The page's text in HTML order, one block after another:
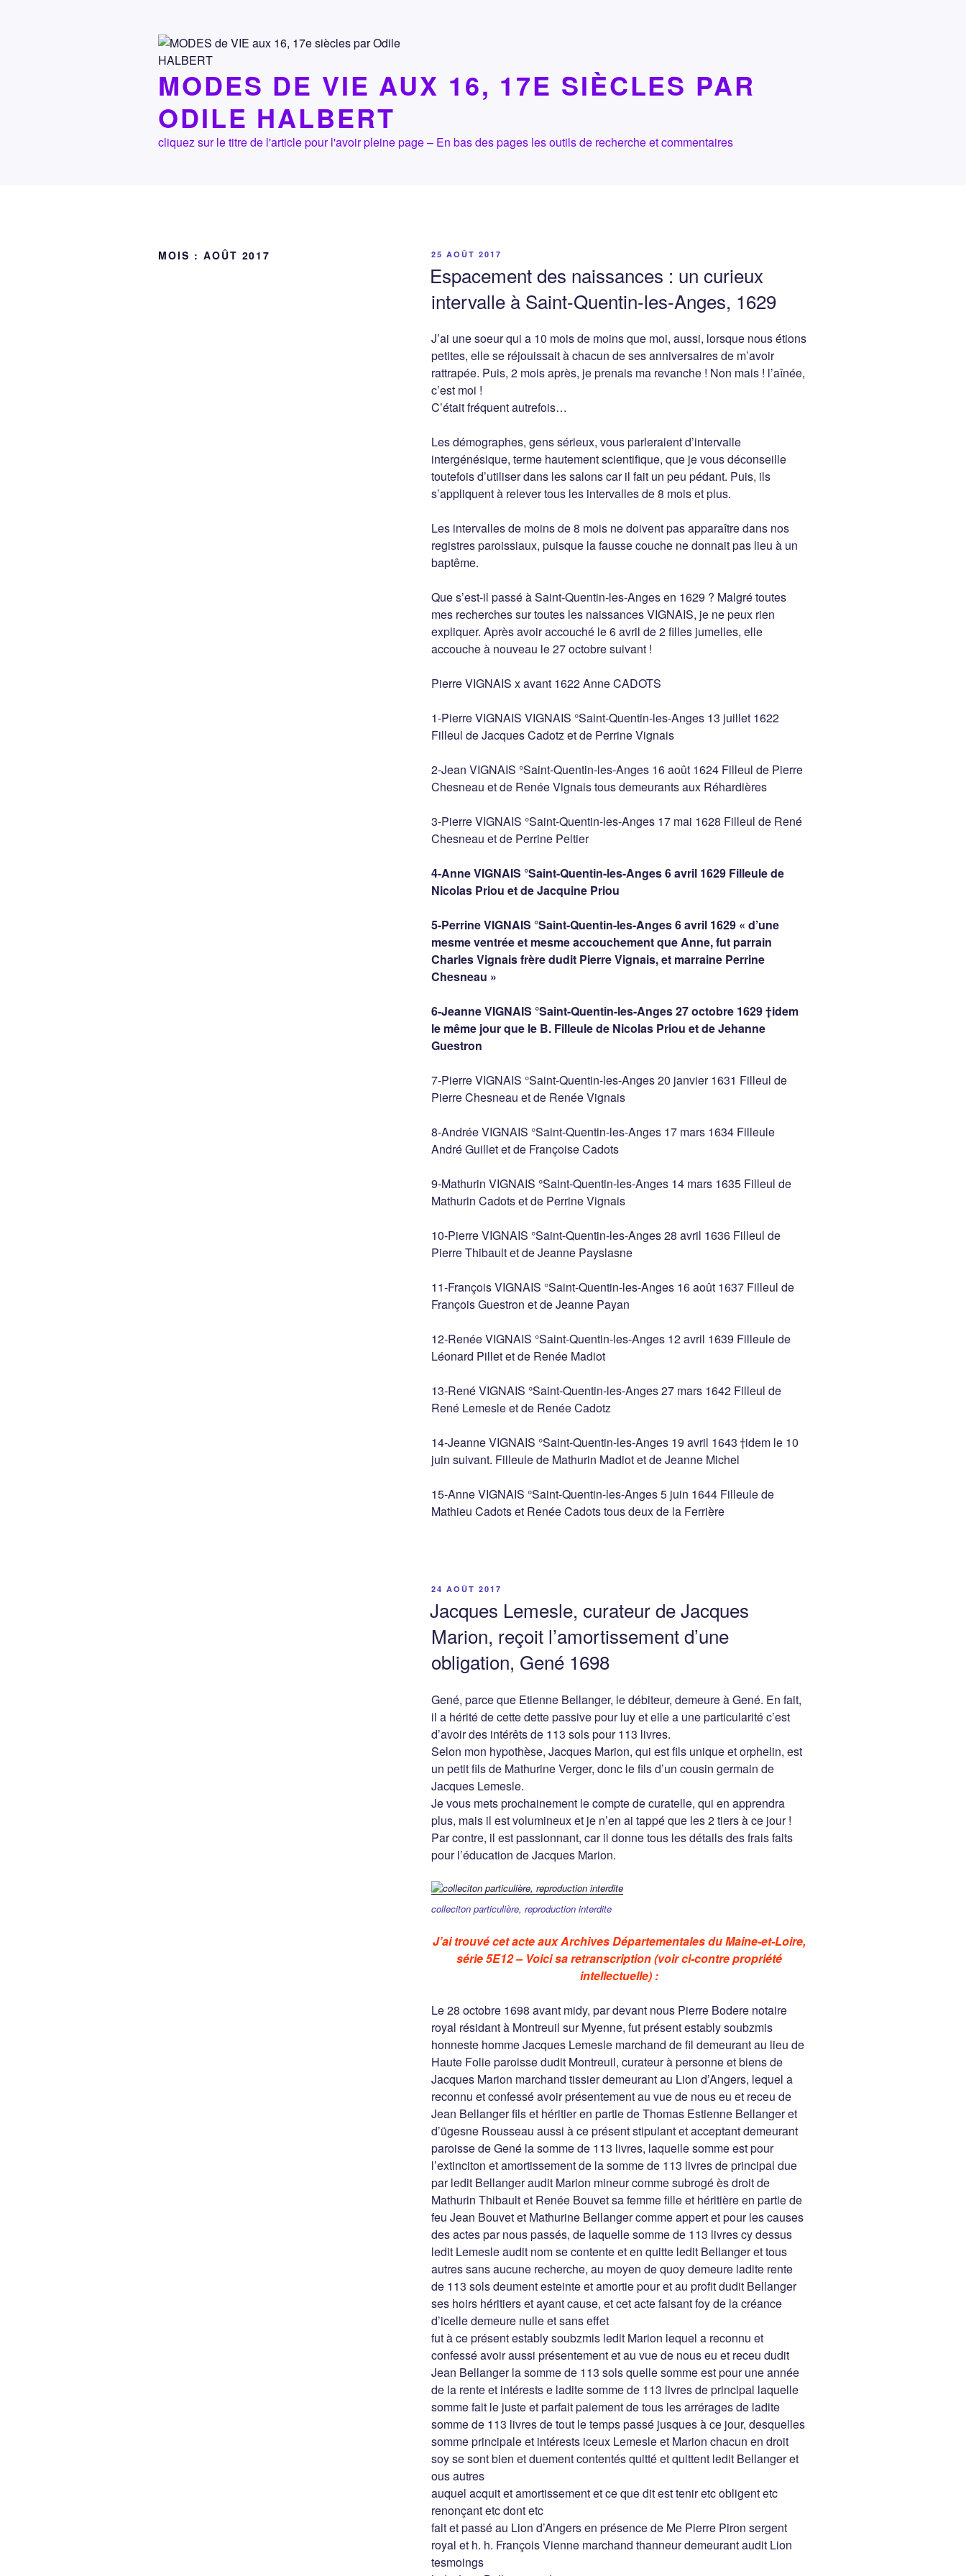
MODES DE VIE AUX 16, 17E SIÈCLES PAR
ODILE HALBERT
cliquez sur le titre de l'article pour l'avoir pleine page – En bas des pages les outils de recherche et commentaires
MOIS : AOÛT 2017
PUBLIÉ
25 AOÛT 2017
Espacement des naissances : un curieux
intervalle à Saint-Quentin-les-Anges, 1629
J’ai une soeur qui a 10 mois de moins que moi, aussi, lorsque nous étions
petites, elle se réjouissait à chacun de ses anniversaires de m’avoir
rattrapée. Puis, 2 mois après, je prenais ma revanche ! Non mais ! l’aînée,
c’est moi !
C’était fréquent autrefois…
Les démographes, gens sérieux, vous parleraient d’intervalle
intergénésique, terme hautement scientifique, que je vous déconseille
toutefois d’utiliser dans les salons car il fait un peu pédant. Puis, ils
s’appliquent à relever tous les intervalles de 8 mois et plus.
Les intervalles de moins de 8 mois ne doivent pas apparaître dans nos
registres paroissiaux, puisque la fausse couche ne donnait pas lieu à un
baptême.
Que s’est-il passé à Saint-Quentin-les-Anges en 1629 ? Malgré toutes
mes recherches sur toutes les naissances VIGNAIS, je ne peux rien
expliquer. Après avoir accouché le 6 avril de 2 filles jumelles, elle
accouche à nouveau le 27 octobre suivant !
Pierre VIGNAIS x avant 1622 Anne CADOTS
1-Pierre VIGNAIS VIGNAIS °Saint-Quentin-les-Anges 13 juillet 1622
Filleul de Jacques Cadotz et de Perrine Vignais
2-Jean VIGNAIS °Saint-Quentin-les-Anges 16 août 1624 Filleul de Pierre
Chesneau et de Renée Vignais tous demeurants aux Réhardières
3-Pierre VIGNAIS °Saint-Quentin-les-Anges 17 mai 1628 Filleul de René
Chesneau et de Perrine Peltier
4-Anne VIGNAIS °Saint-Quentin-les-Anges 6 avril 1629 Filleule de
Nicolas Priou et de Jacquine Priou
5-Perrine VIGNAIS °Saint-Quentin-les-Anges 6 avril 1629 « d’une
mesme ventrée et mesme accouchement que Anne, fut parrain
Charles Vignais frère dudit Pierre Vignais, et marraine Perrine
Chesneau »
6-Jeanne VIGNAIS °Saint-Quentin-les-Anges 27 octobre 1629 †idem
le même jour que le B. Filleule de Nicolas Priou et de Jehanne
Guestron
7-Pierre VIGNAIS °Saint-Quentin-les-Anges 20 janvier 1631 Filleul de
Pierre Chesneau et de Renée Vignais
8-Andrée VIGNAIS °Saint-Quentin-les-Anges 17 mars 1634 Filleule
André Guillet et de Françoise Cadots
9-Mathurin VIGNAIS °Saint-Quentin-les-Anges 14 mars 1635 Filleul de
Mathurin Cadots et de Perrine Vignais
10-Pierre VIGNAIS °Saint-Quentin-les-Anges 28 avril 1636 Filleul de
Pierre Thibault et de Jeanne Payslasne
11-François VIGNAIS °Saint-Quentin-les-Anges 16 août 1637 Filleul de
François Guestron et de Jeanne Payan
12-Renée VIGNAIS °Saint-Quentin-les-Anges 12 avril 1639 Filleule de
Léonard Pillet et de Renée Madiot
13-René VIGNAIS °Saint-Quentin-les-Anges 27 mars 1642 Filleul de
René Lemesle et de Renée Cadotz
14-Jeanne VIGNAIS °Saint-Quentin-les-Anges 19 avril 1643 †idem le 10
juin suivant. Filleule de Mathurin Madiot et de Jeanne Michel
15-Anne VIGNAIS °Saint-Quentin-les-Anges 5 juin 1644 Filleule de
Mathieu Cadots et Renée Cadots tous deux de la Ferrière
PUBLIÉ
24 AOÛT 2017
Jacques Lemesle, curateur de Jacques
Marion, reçoit l’amortissement d’une
obligation, Gené 1698
Gené, parce que Etienne Bellanger, le débiteur, demeure à Gené. En fait,
il a hérité de cette dette passive pour luy et elle a une particularité c’est
d’avoir des intérêts de 113 sols pour 113 livres.
Selon mon hypothèse, Jacques Marion, qui est fils unique et orphelin, est
un petit fils de Mathurine Verger, donc le fils d’un cousin germain de
Jacques Lemesle.
Je vous mets prochainement le compte de curatelle, qui en apprendra
plus, mais il est volumineux et je n’en ai tappé que les 2 tiers à ce jour !
Par contre, il est passionnant, car il donne tous les détails des frais faits
pour l’éducation de Jacques Marion.
colleciton particulière, reproduction interdite
J’ai trouvé cet acte aux Archives Départementales du Maine-et-Loire,
série 5E12 – Voici sa retranscription (voir ci-contre propriété
intellectuelle) :
Le 28 octobre 1698 avant midy, par devant nous Pierre Bodere notaire
royal résidant à Montreuil sur Myenne, fut présent estably soubzmis
honneste homme Jacques Lemesle marchand de fil demeurant au lieu de
Haute Folie paroisse dudit Montreuil, curateur à personne et biens de
Jacques Marion marchand tissier demeurant au Lion d’Angers, lequel a
reconnu et confessé avoir présentement au vue de nous eu et receu de
Jean Bellanger fils et héritier en partie de Thomas Estienne Bellanger et
d’ügesne Rousseau aussi à ce présent stipulant et acceptant demeurant
paroisse de Gené la somme de 113 livres, laquelle somme est pour
l’extinciton et amortissement de la somme de 113 livres de principal due
par ledit Bellanger audit Marion mineur comme subrogé ès droit de
Mathurin Thibault et Renée Bouvet sa femme fille et héritière en partie de
feu Jean Bouvet et Mathurine Bellanger comme appert et pour les causes
des actes par nous passés, de laquelle somme de 113 livres cy dessus
ledit Lemesle audit nom se contente et en quitte ledit Bellanger et tous
autres sans aucune recherche, au moyen de quoy demeure ladite rente
de 113 sols deument esteinte et amortie pour et au profit dudit Bellanger
ses hoirs héritiers et ayant cause, et cet acte faisant foy de la créance
d’icelle demeure nulle et sans effet
fut à ce présent estably soubzmis ledit Marion lequel a reconnu et
confessé avoir aussi présentement et au vue de nous eu et receu dudit
Jean Bellanger la somme de 113 sols quelle somme est pour une année
de la rente et intérests e ladite somme de 113 livres de principal laquelle
somme fait le juste et parfait paiement de tous les arrérages de ladite
somme de 113 livres de tout le temps passé jusques à ce jour, desquelles
somme principale et intérests iceux Lemesle et Marion chacun en droit
soy se sont bien et duement contentés quitté et quittent ledit Bellanger et
ous autres
auquel acquit et amortissement et ce que dit est tenir etc obligent etc
renonçant etc dont etc
fait et passé au Lion d’Angers en présence de Me Pierre Piron sergent
royal et h. h. François Vienne marchand thanneur demeurant audit Lion
tesmoings